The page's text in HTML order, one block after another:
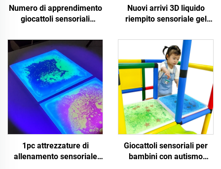
Numero di apprendimento
giocattoli sensoriali
trasparente multicolore
per autistici
Nuovi arrivi 3D liquido
riempito sensoriale gel
TPU giocattoli sensoriali
tattili per bambini autistici
1pc attrezzature di
allenamento sensoriale
Giocattoli sensoriali per
bambini con autismo